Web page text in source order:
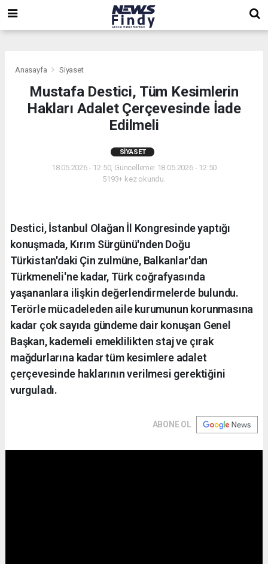
Anasayfa Siyaset
Mustafa Destici, Tüm Kesimlerin
Hakları Adalet Çerçevesinde İade
Edilmeli
SIYASET
18.05.2026 - 12:50, Güncelleme: 18.05.2026 - 12:50
5193+ kez okundu.
Destici, İstanbul Olağan İl Kongresinde yaptığı
konuşmada, Kırım Sürgünü'nden Doğu
Türkistan'daki Çin zulmüne, Balkanlar'dan
Türkmeneli'ne kadar, Türk coğrafyasında
yaşananlara ilişkin değerlendirmelerde bulundu.
Terörle mücadeleden aile kurumunun korunmasına
kadar çok sayıda gündeme dair konuşan Genel
Başkan, kademeli emeklilikten staj ve çırak
mağdurlarına kadar tüm kesimlere adalet
çerçevesinde haklarının verilmesi gerektiğini
vurguladı.
ABONE OL